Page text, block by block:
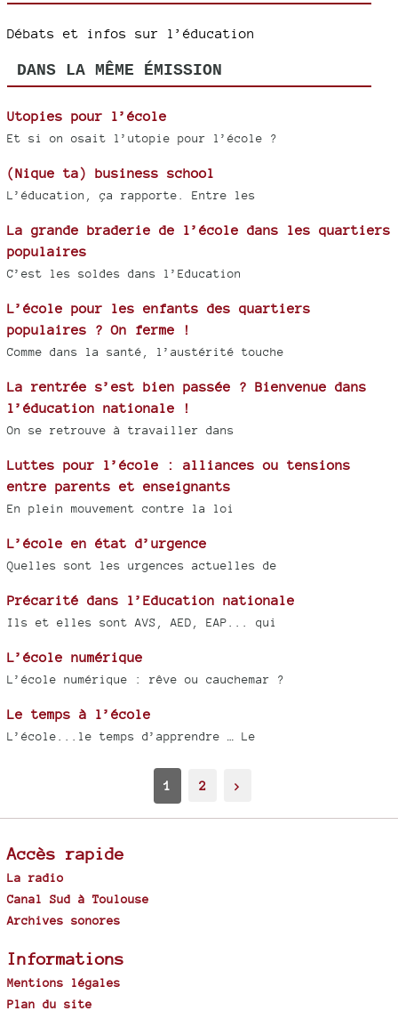
Débats et infos sur l’éducation
DANS LA MÊME ÉMISSION
Utopies pour l’école
Et si on osait l’utopie pour l’école ?
(Nique ta) business school
L’éducation, ça rapporte. Entre les
La grande braderie de l’école dans les quartiers
populaires
C’est les soldes dans l’Education
L’école pour les enfants des quartiers
populaires ? On ferme !
Comme dans la santé, l’austérité touche
La rentrée s’est bien passée ? Bienvenue dans
l’éducation nationale !
On se retrouve à travailler dans
Luttes pour l’école : alliances ou tensions
entre parents et enseignants
En plein mouvement contre la loi
L’école en état d’urgence
Quelles sont les urgences actuelles de
Précarité dans l’Education nationale
Ils et elles sont AVS, AED, EAP... qui
L’école numérique
L’école numérique : rêve ou cauchemar ?
Le temps à l’école
L’école...le temps d’apprendre … Le
1 2 >
Accès rapide
La radio
Canal Sud à Toulouse
Archives sonores
Informations
Mentions légales
Plan du site